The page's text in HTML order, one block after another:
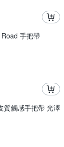
Road 手把帶
質觸感手把帶 光澤